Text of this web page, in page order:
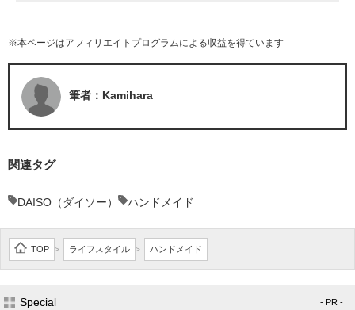
※本ページはアフィリエイトプログラムによる収益を得ています
筆者：Kamihara
関連タグ
DAISO（ダイソー） ハンドメイド
TOP > ライフスタイル > ハンドメイド
Special - PR -